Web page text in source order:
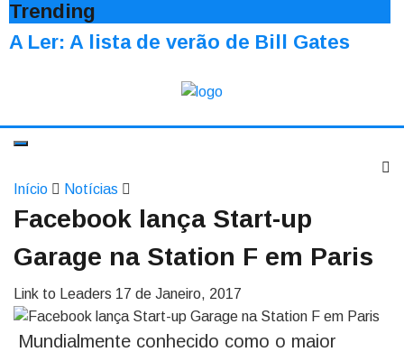
Trending
A Ler: A lista de verão de Bill Gates
Início Notícias
Facebook lança Start-up
Garage na Station F em Paris
Link to Leaders 17 de Janeiro, 2017
Mundialmente conhecido como o maior